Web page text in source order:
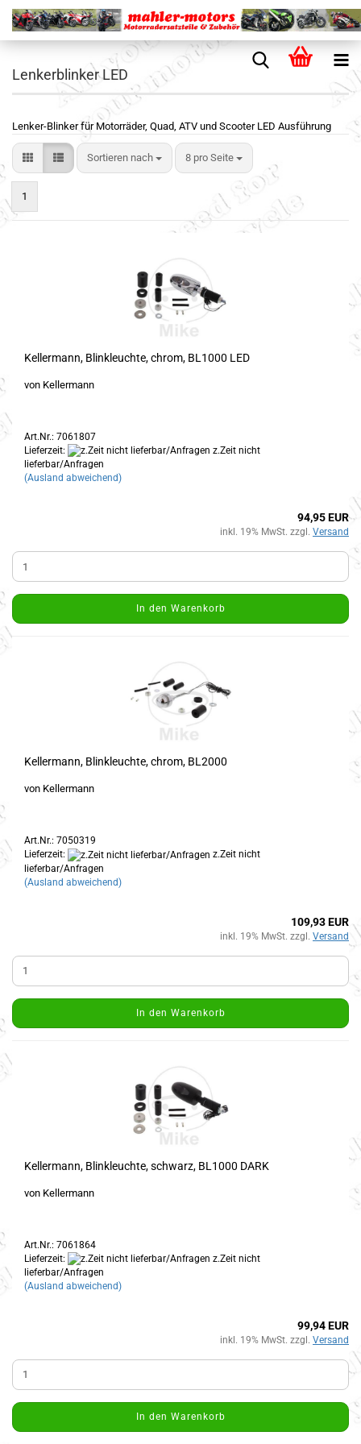
Lenkerblinker LED
Lenker-Blinker für Motorräder, Quad, ATV und Scooter LED Ausführung
Sortieren nach 8 pro Seite
1
Kellermann, Blinkleuchte, chrom, BL1000 LED
von Kellermann
Art.Nr.: 7061807
Lieferzeit:
z.Zeit nicht
lieferbar/Anfragen
(Ausland abweichend)
94,95 EUR
inkl. 19% MwSt. zzgl. Versand
In den Warenkorb
Kellermann, Blinkleuchte, chrom, BL2000
von Kellermann
Art.Nr.: 7050319
Lieferzeit:
z.Zeit nicht
lieferbar/Anfragen
(Ausland abweichend)
109,93 EUR
inkl. 19% MwSt. zzgl. Versand
In den Warenkorb
Kellermann, Blinkleuchte, schwarz, BL1000 DARK
von Kellermann
Art.Nr.: 7061864
Lieferzeit:
z.Zeit nicht
lieferbar/Anfragen
(Ausland abweichend)
99,94 EUR
inkl. 19% MwSt. zzgl. Versand
In den Warenkorb